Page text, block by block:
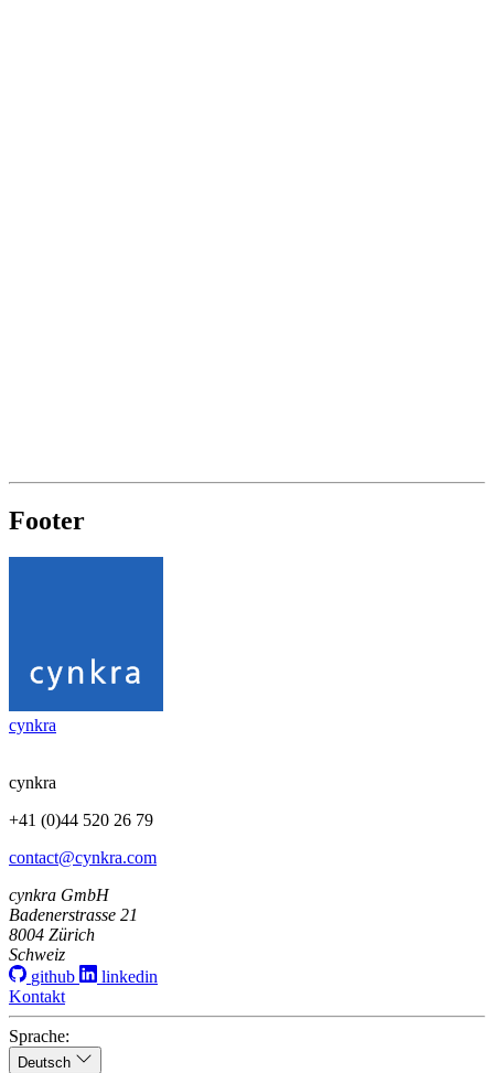
Footer
cynkra
cynkra
+41 (0)44 520 26 79
contact@cynkra.com
cynkra GmbH
Badenerstrasse 21
8004 Zürich
Schweiz
github
linkedin
Kontakt
Sprache:
Deutsch